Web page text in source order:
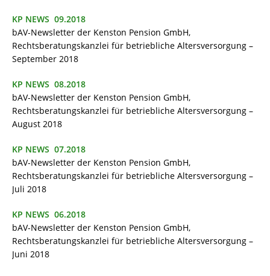
KP NEWS 09.2018
bAV-Newsletter der Kenston Pension GmbH,
Rechtsberatungskanzlei für betriebliche Altersversorgung –
September 2018
KP NEWS 08.2018
bAV-Newsletter der Kenston Pension GmbH,
Rechtsberatungskanzlei für betriebliche Altersversorgung –
August 2018
KP NEWS 07.2018
bAV-Newsletter der Kenston Pension GmbH,
Rechtsberatungskanzlei für betriebliche Altersversorgung –
Juli 2018
KP NEWS 06.2018
bAV-Newsletter der Kenston Pension GmbH,
Rechtsberatungskanzlei für betriebliche Altersversorgung –
Juni 2018